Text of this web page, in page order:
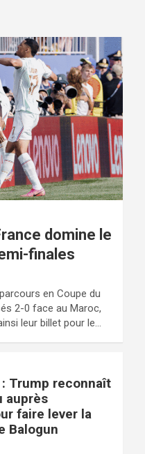
domine le
finales
en Coupe du
2-0 face au Maroc,
leur billet pour le…
Trump reconnaît
auprès
faire lever la
Balogun